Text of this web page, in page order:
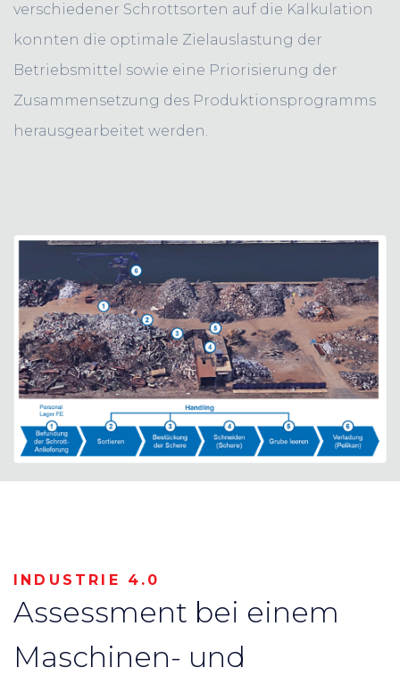
verschiedener Schrottsorten auf die Kalkulation
konnten die optimale Zielauslastung der
Betriebsmittel sowie eine Priorisierung der
Zusammensetzung des Produktionsprogramms
herausgearbeitet werden.
INDUSTRIE 4.0
Assessment bei einem
Maschinen- und